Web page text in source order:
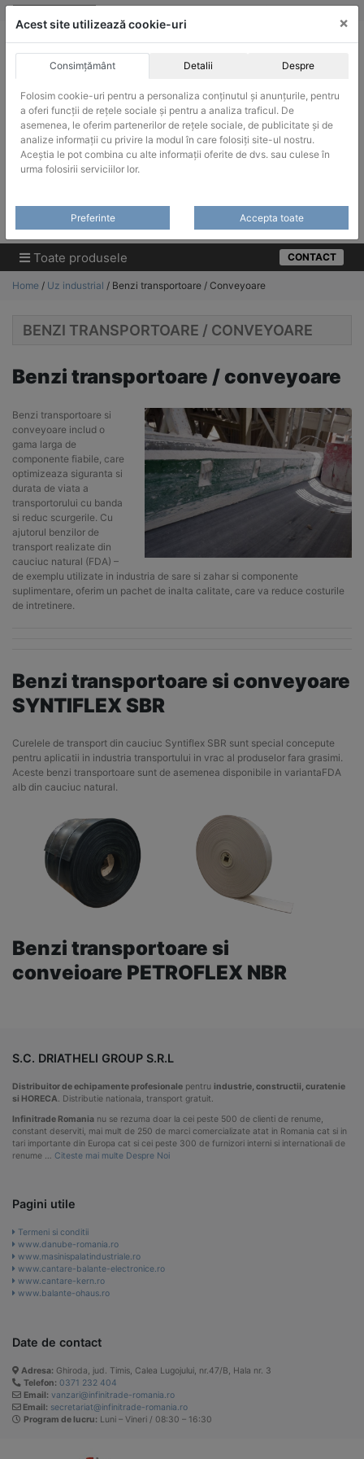
Skip
ACHIZITII PUBLICE
Produsele pot fi achizitionate si in sistemul SEAP / SICAP
Products
Toate produsele CONTACT
Home / Uz industrial / Benzi transportoare / Conveyoare
BENZI TRANSPORTOARE / CONVEYOARE
Benzi transportoare / conveyoare
Benzi transportoare si
conveyoare includ o
gama larga de
componente fiabile, care
optimizeaza siguranta si
durata de viata a
transportorului cu banda
si reduc scurgerile. Cu
ajutorul benzilor de
transport realizate din
cauciuc natural (FDA) –
de exemplu utilizate in industria de sare si zahar si componente
suplimentare, oferim un pachet de inalta calitate, care va reduce costurile
de intretinere.
Benzi transportoare si conveyoare
SYNTIFLEX SBR
Curelele de transport din cauciuc Syntiflex SBR sunt special concepute
pentru aplicatii in industria transportului in vrac al produselor fara grasimi.
Aceste benzi transportoare sunt de asemenea disponibile in variantaFDA
alb din cauciuc natural.
Benzi transportoare si
conveioare PETROFLEX NBR
S.C. DRIATHELI GROUP S.R.L
Distribuitor de echipamente profesionale pentru industrie, constructii, curatenie
si HORECA . Distributie nationala, transport gratuit.
Infinitrade Romania nu se rezuma doar la cei peste 500 de clienti de renume,
constant deserviti, mai mult de 250 de marci comercializate atat in Romania cat si in
tari importante din Europa cat si cei peste 300 de furnizori interni si internationali de
renume … Citeste mai multe Despre Noi
Pagini utile
Termeni si conditii
www.danube-romania.ro
www.masinispalatindustriale.ro
www.cantare-balante-electronice.ro
www.cantare-kern.ro
www.balante-ohaus.ro
Date de contact
Adresa: Ghiroda, jud. Timis, Calea Lugojului, nr.47/B, Hala nr. 3
Telefon: 0371 232 404
Email: vanzari@infinitrade-romania.ro
Email: secretariat@infinitrade-romania.ro
Program de lucru: Luni – Vineri / 08:30 – 16:30
Acest site utilizează cookie-uri ×
Consimțământ Detalii Despre
Folosim cookie-uri pentru a personaliza conținutul și anunțurile, pentru
a oferi funcții de rețele sociale și pentru a analiza traficul. De
asemenea, le oferim partenerilor de rețele sociale, de publicitate și de
analize informații cu privire la modul în care folosiți site-ul nostru.
Aceștia le pot combina cu alte informații oferite de dvs. sau culese în
urma folosirii serviciilor lor.
Preferinte Accepta toate